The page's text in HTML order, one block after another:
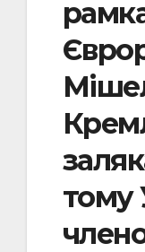
тому